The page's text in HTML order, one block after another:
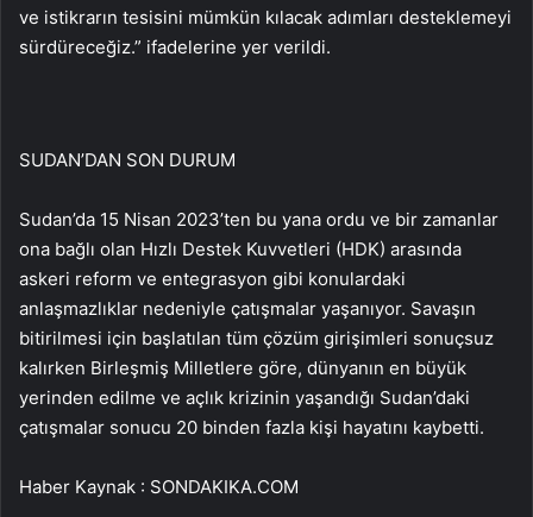
ve istikrarın tesisini mümkün kılacak adımları desteklemeyi
sürdüreceğiz.” ifadelerine yer verildi.
SUDAN’DAN SON DURUM
Sudan’da 15 Nisan 2023’ten bu yana ordu ve bir zamanlar
ona bağlı olan Hızlı Destek Kuvvetleri (HDK) arasında
askeri reform ve entegrasyon gibi konulardaki
anlaşmazlıklar nedeniyle çatışmalar yaşanıyor. Savaşın
bitirilmesi için başlatılan tüm çözüm girişimleri sonuçsuz
kalırken Birleşmiş Milletlere göre, dünyanın en büyük
yerinden edilme ve açlık krizinin yaşandığı Sudan’daki
çatışmalar sonucu 20 binden fazla kişi hayatını kaybetti.
Haber Kaynak : SONDAKIKA.COM